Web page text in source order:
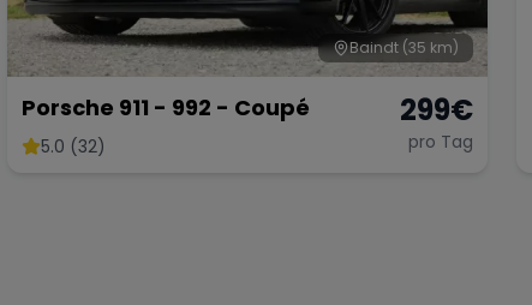
Baindt (35 km)
Porsche 911 - 992 - Coupé
5.0 (32)
299€
pro Tag